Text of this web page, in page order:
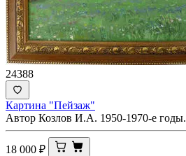
24388
Картина "Пейзаж"
Автор Козлов И.А. 1950-1970-е годы.
18 000 ₽